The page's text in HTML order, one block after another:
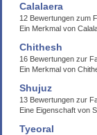
Calalaera
12 Bewertungen zum
Ein Merkmal von
Chithesh
16 Bewertungen zur
Ein Merkmal von
Shujuz
13 Bewertungen zur
Eine Eigenschaft von
Tyeoral